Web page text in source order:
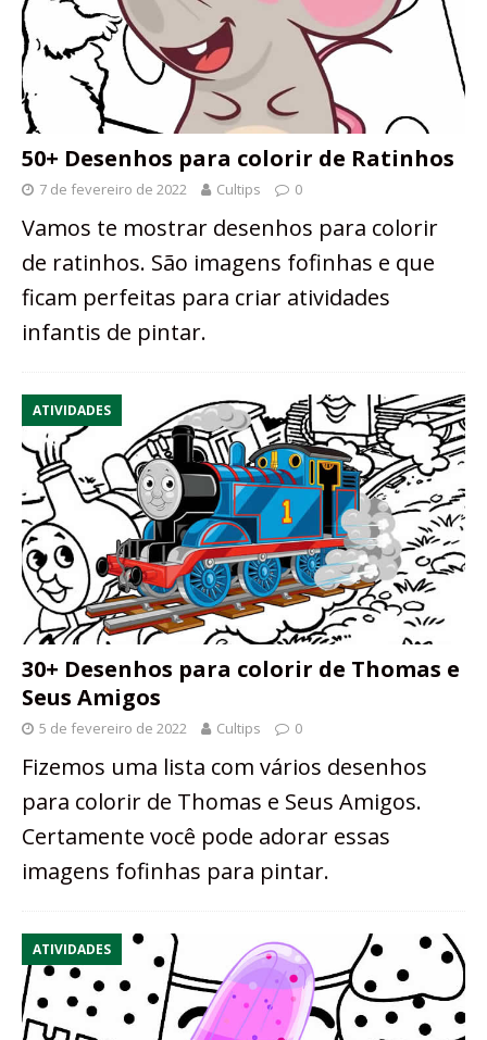
50+ Desenhos para colorir de Ratinhos
7 de fevereiro de 2022 Cultips 0
Vamos te mostrar desenhos para colorir
de ratinhos. São imagens fofinhas e que
ficam perfeitas para criar atividades
infantis de pintar.
ATIVIDADES
30+ Desenhos para colorir de Thomas e
Seus Amigos
5 de fevereiro de 2022 Cultips 0
Fizemos uma lista com vários desenhos
para colorir de Thomas e Seus Amigos.
Certamente você pode adorar essas
imagens fofinhas para pintar.
ATIVIDADES